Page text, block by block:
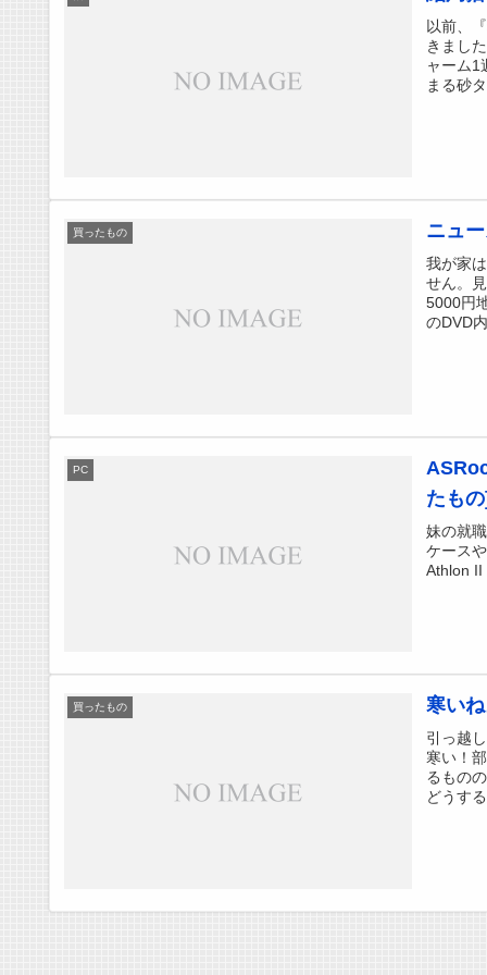
以前、
きまし
ャーム1
まる砂
買ったもの ニュ
我が家
せん。
5000円
のDVD
PC
たも
妹の就
ケース
Athlon II
買ったもの 寒い
引っ越
寒い！
るもの
どうす